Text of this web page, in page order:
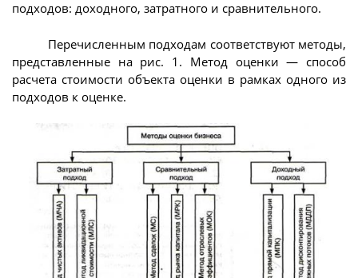
подходов: доходного, затратного и сравнительного.
Перечисленным подходам соответствуют методы,
представленные на рис. 1. Метод оценки — способ
расчета стоимости объекта оценки в рамках одного из
подходов к оценке.